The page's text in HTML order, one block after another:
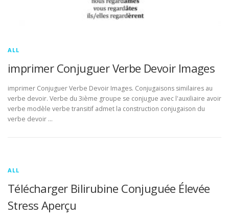
ALL
imprimer Conjuguer Verbe Devoir Images
imprimer Conjuguer Verbe Devoir Images. Conjugaisons similaires au
verbe devoir. Verbe du 3ième groupe se conjugue avec l'auxiliaire avoir
verbe modèle verbe transitif admet la construction conjugaison du
verbe devoir …
ALL
Télécharger Bilirubine Conjuguée Élevée
Stress Aperçu